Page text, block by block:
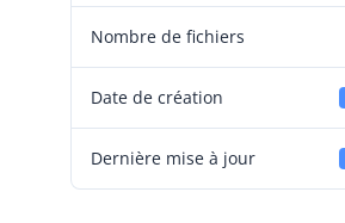
Nombre de fichiers
Date de création
Dernière mise à jour